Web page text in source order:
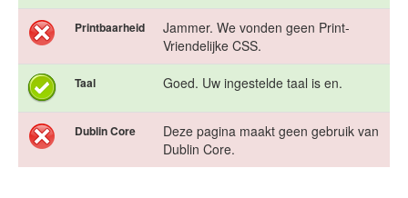
Printbaarheid
Jammer. We vonden geen Print-
Vriendelijke CSS.
Taal Goed. Uw ingestelde taal is en.
Dublin Core
Deze pagina maakt geen gebruik van
Dublin Core.